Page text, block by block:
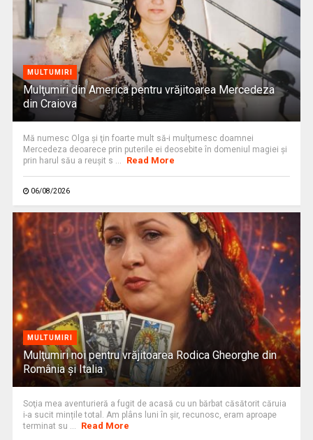
MULTUMIRI
Mulţumiri din America pentru vrăjitoarea Mercedeza
din Craiova
Mă numesc Olga şi ţin foarte mult să-i mulţumesc doamnei
Mercedeza deoarece prin puterile ei deosebite în domeniul magiei şi
prin harul său a reuşit s ...
Read More
06/08/2026
MULTUMIRI
Mulţumiri noi pentru vrăjitoarea Rodica Gheorghe din
România și Italia
Soţia mea aventurieră a fugit de acasă cu un bărbat căsătorit căruia
i-a sucit mințile total. Am plâns luni în șir, recunosc, eram aproape
terminat su ...
Read More